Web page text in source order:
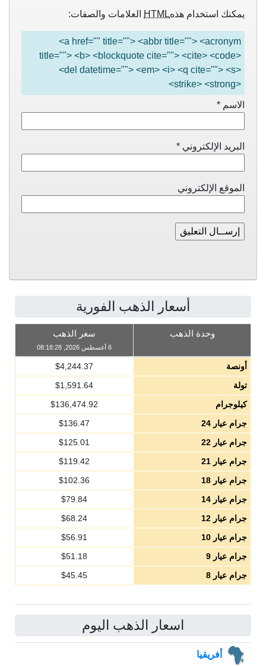
يمكنك استخدام هذهHTML العلامات والصفات:
<a href="" title=""> <abbr title=""> <acronym
title=""> <b> <blockquote cite=""> <cite> <code>
<del datetime=""> <em> <i> <q cite=""> <s>
<strike> <strong>
الاسم *
البريد الإلكتروني *
الموقع الإلكتروني
أسعار الذهب الفورية
وحدة الذهب سعر الذهب
6 أغسطس 2026, 08:18:28
أونصة $4,244.37
تولة
$1,591.64
كيلوجرام
$136,474.92
جرام عيار 24
$136.47
جرام عيار 22
$125.01
جرام عيار 21
$119.42
جرام عيار 18
$102.36
جرام عيار 14
$79.84
جرام عيار 12
$68.24
جرام عيار 10
$56.91
جرام عيار 9
$51.18
جرام عيار 8
$45.45
اسعار الذهب اليوم
أفريقيا